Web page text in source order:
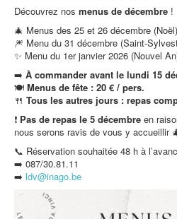
Découvrez nos menus de décembre !
🎄 Menus des 25 et 26 décembre (Noël)
🎆 Menu du 31 décembre (Saint-
✨ Menu du 1er janvier 2026 (Nouvel
➡️ À commander avant le lundi 15
🍽️ Menus de fête : 20 € / pers.
🍴 Tous les autres jours : repas
❗ Pas de repas le 5 décembre en
nous serons ravis de vous y accueillir
📞 Réservation souhaitée 48 h à
➡️ 087/30.81.11
➡️ ldv@inago.be